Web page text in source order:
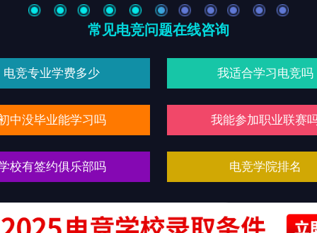
常见电竞问题在线咨询
电竞专业学费多少 我适合学习电竞吗
中没毕业能学习吗 我能参加职业联赛
校有签约俱乐部吗 电竞学院排名